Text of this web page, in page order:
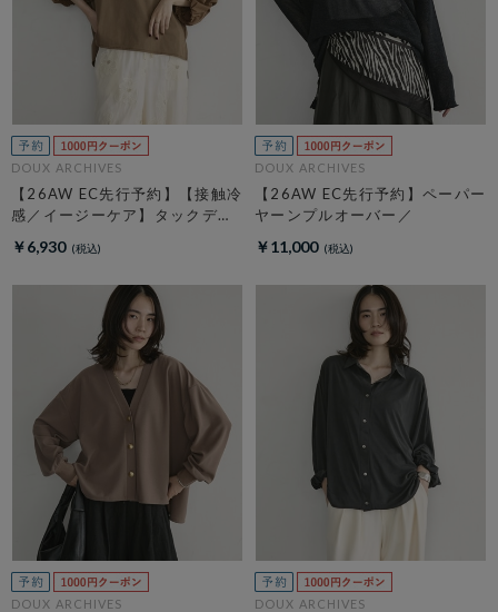
DOUX ARCHIVES
【26AW EC先行予約】【接触冷
感／イージーケア】タックデザ
￥6,930
DOUX ARCHIVES
【26AW EC先行予約】ペーパー
ヤーンプルオーバー／
￥11,000
DOUX ARCHIVES DOUX ARCHIVES